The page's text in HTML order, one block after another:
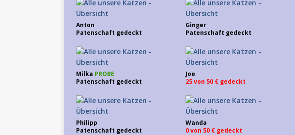
Anton
Patenschaft gedeckt
Milka PROBE
Patenschaft gedeckt
Philipp
Patenschaft gedeckt
Ginger
Patenschaft gedeckt
Joe
25 von 50 € gedeckt
Wanda
0 von 50 € gedeckt